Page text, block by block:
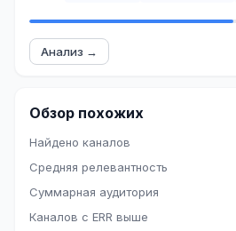
Анализ →
Обзор похожих
Найдено каналов
Средняя релевантность
Суммарная аудитория
Каналов с ERR выше